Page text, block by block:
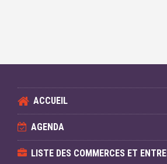
ACCUEIL
AGENDA
LISTE DES COMMERCES ET